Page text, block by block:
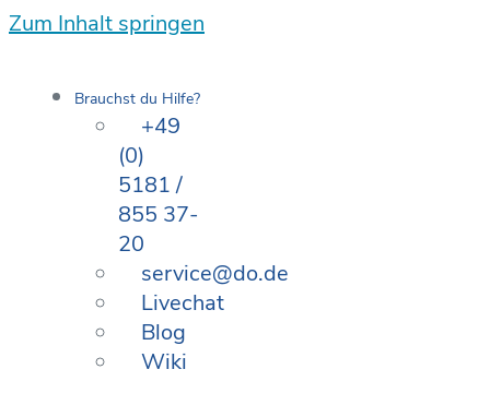
Zum Inhalt springen
Brauchst du Hilfe?
+49
(0)
5181 /
855 37-
20
service@do.de
Livechat
Blog
Wiki